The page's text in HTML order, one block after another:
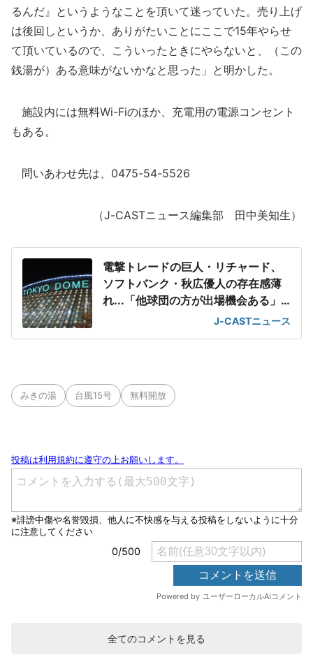
るんだ』というようなことを頂いて迷っていた。売り上げ
は後回しというか、ありがたいことにここで15年やらせ
て頂いているので、こういったときにやらないと、（この
銭湯が）ある意味がないかなと思った」と明かした。
施設内には無料Wi-Fiのほか、充電用の電源コンセント
もある。
問いあわせ先は、0475-54-5526
（J-CASTニュース編集部 田中美知生）
電撃トレードの巨人・リチャード、
ソフトバンク・秋広優人の存在感薄
れ...「他球団の方が出場機会ある」
J-CASTニュース
みきの湯 台風15号 無料開放
全てのコメントを見る